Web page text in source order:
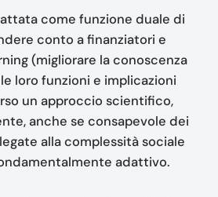
come funzione duale di
conto a finanziatori e
(migliorare la conoscenza
loro funzioni e implicazioni
un approccio scientifico,
anche se consapevole dei
alla complessità sociale
adattivo.